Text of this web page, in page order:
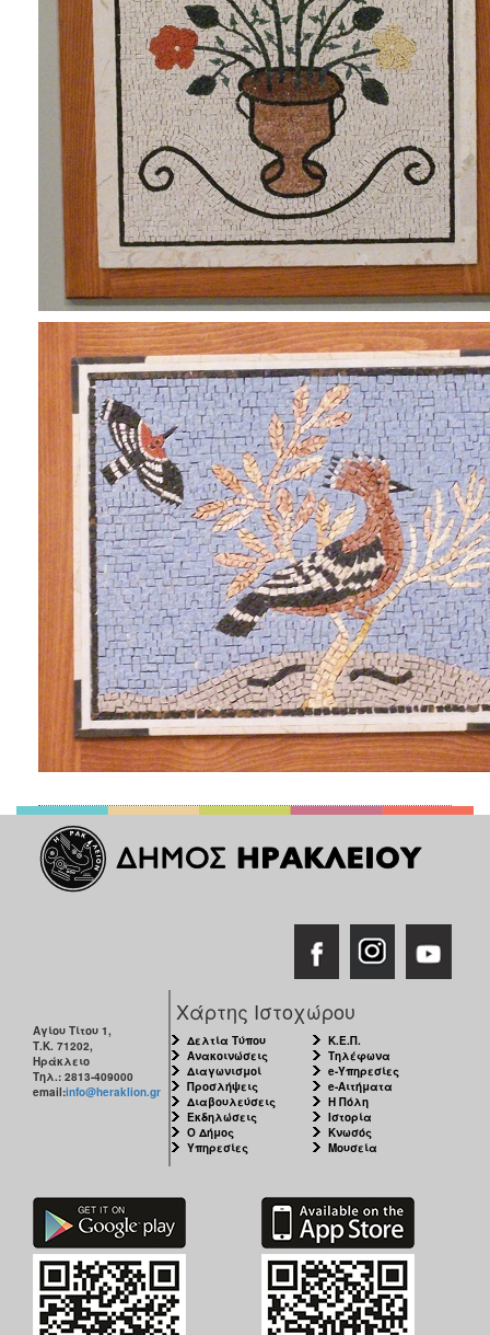
Αγίου Τίτου 1,
Τ.Κ. 71202,
Ηράκλειο
Τηλ.: 2813-409000
email:info@heraklion.gr
Χάρτης Ιστοχώρου
Δελτία Τύπου
Ανακοινώσεις
Διαγωνισμοί
Προσλήψεις
Διαβουλεύσεις
Εκδηλώσεις
Ο Δήμος
Υπηρεσίες
Κ.Ε.Π.
Τηλέφωνα
e-Υπηρεσίες
e-Αιτήματα
Η Πόλη
Ιστορία
Κνωσός
Μουσεία